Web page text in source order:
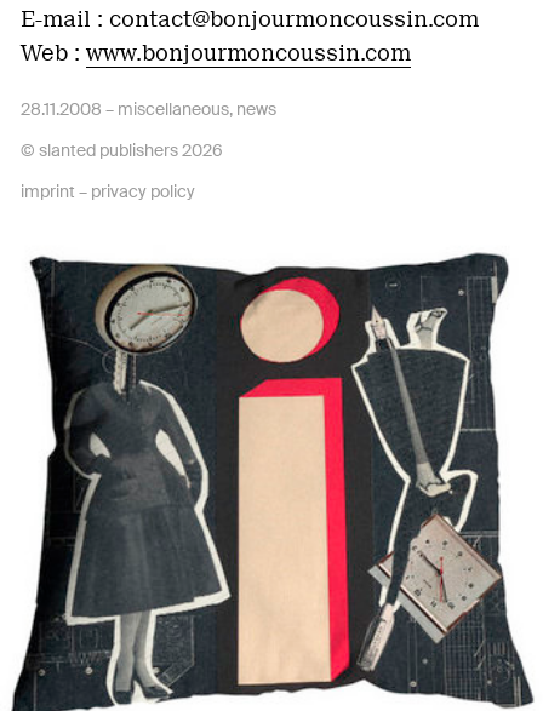
E-mail : contact@bonjourmoncoussin.com
Web : www.bonjourmoncoussin.com
28.11.2008 – miscellaneous, news
© slanted publishers 2026
imprint – privacy policy